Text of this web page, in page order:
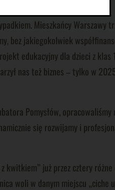
Mieszkańcy
bez jakiegokolwiek
edukacyjny dla dzieci z
nas też biznes – tylko w
Pomysłów,
się rozwijamy i
już przez cztery
woli w danym miejscu